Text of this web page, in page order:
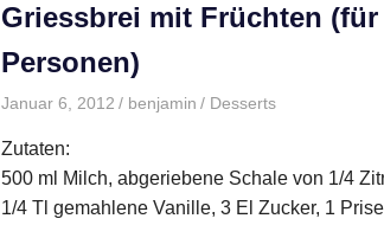
Griessbrei mit Früchten (für
Personen)
Januar 6, 2012 benjamin Desserts
Zutaten:
500 ml Milch, abgeriebene Schale von 1/4
1/4 Tl gemahlene Vanille, 3 El Zucker, 1